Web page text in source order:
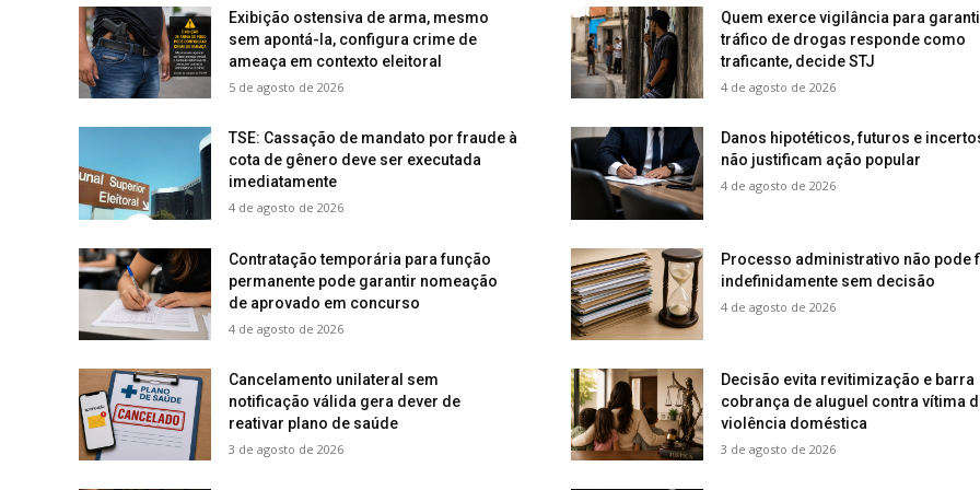
Exibição ostensiva de arma, mesmo
sem apontá-la, configura crime de
ameaça em contexto eleitoral
5 de agosto de 2026
Quem exerce vigilância para
tráfico de drogas responde como
traficante, decide STJ
4 de agosto de 2026
TSE: Cassação de mandato por fraude à
cota de gênero deve ser executada
imediatamente
4 de agosto de 2026
Danos hipotéticos, futuros e
não justificam ação popular
4 de agosto de 2026
Contratação temporária para função
permanente pode garantir nomeação
de aprovado em concurso
4 de agosto de 2026
Processo administrativo não pode
indefinidamente sem decisão
4 de agosto de 2026
Cancelamento unilateral sem
notificação válida gera dever de
reativar plano de saúde
3 de agosto de 2026
Decisão evita revitimização e barra
cobrança de aluguel contra vítima
violência doméstica
3 de agosto de 2026